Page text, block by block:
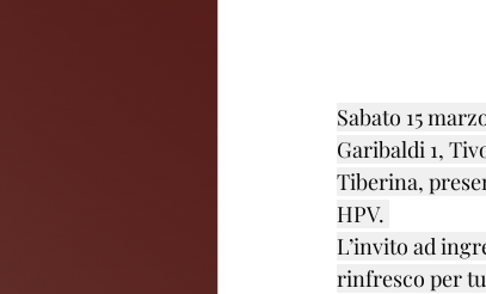
Sabato 15
Garibaldi 1,
Tiberina,
HPV.
L’invito ad
rinfresco per